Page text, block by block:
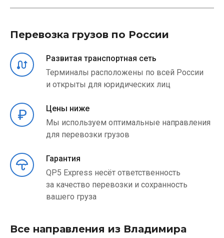
Перевозка грузов по России
Развитая транспортная сеть
Терминалы расположены по всей России
и открыты для юридических лиц
Цены ниже
Мы используем оптимальные направления
для перевозки грузов
Гарантия
QP5 Express несёт ответственность
за качество перевозки и сохранность
вашего груза
Все направления из Владимира